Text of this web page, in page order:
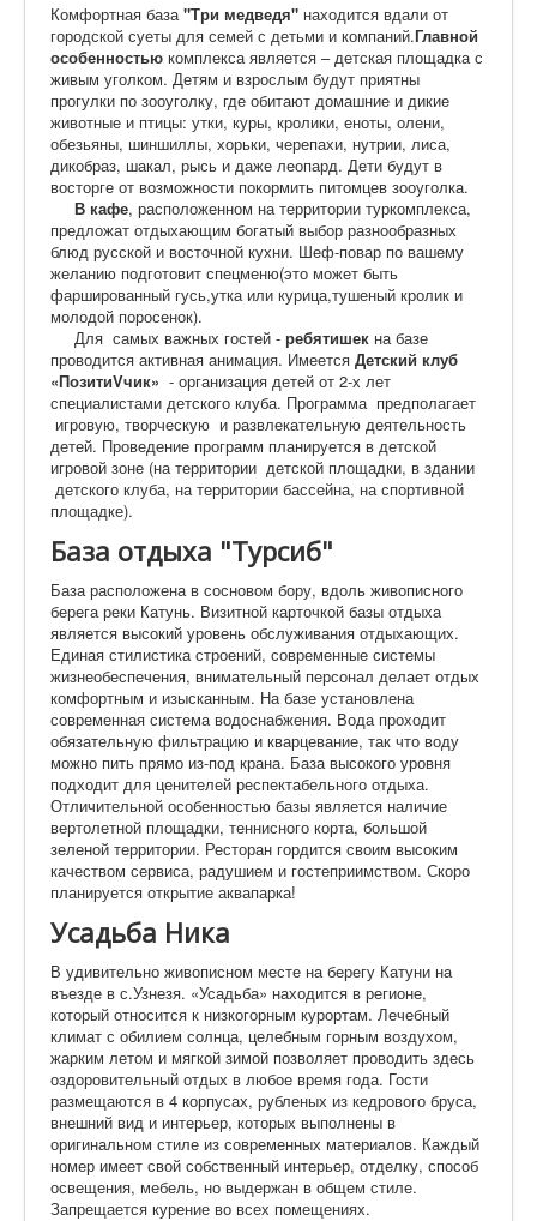
Комфортная база "Три медведя" находится вдали от
городской суеты для семей с детьми и компаний.Главной
особенностью комплекса является – детская площадка с
живым уголком. Детям и взрослым будут приятны
прогулки по зооуголку, где обитают домашние и дикие
животные и птицы: утки, куры, кролики, еноты, олени,
обезьяны, шиншиллы, хорьки, черепахи, нутрии, лиса,
дикобраз, шакал, рысь и даже леопард. Дети будут в
восторге от возможности покормить питомцев зооуголка.
В кафе, расположенном на территории туркомплекса,
предложат отдыхающим богатый выбор разнообразных
блюд русской и восточной кухни. Шеф-повар по вашему
желанию подготовит спецменю(это может быть
фаршированный гусь,утка или курица,тушеный кролик и
молодой поросенок).
Для самых важных гостей - ребятишек на базе
проводится активная анимация. Имеется Детский клуб
«ПозитиVчик» - организация детей от 2-х лет
специалистами детского клуба. Программа предполагает
игровую, творческую и развлекательную деятельность
детей. Проведение программ планируется в детской
игровой зоне (на территории детской площадки, в здании
детского клуба, на территории бассейна, на спортивной
площадке).
База отдыха "Турсиб"
База расположена в сосновом бору, вдоль живописного
берега реки Катунь. Визитной карточкой базы отдыха
является высокий уровень обслуживания отдыхающих.
Единая стилистика строений, современные системы
жизнеобеспечения, внимательный персонал делает отдых
комфортным и изысканным. На базе установлена
современная система водоснабжения. Вода проходит
обязательную фильтрацию и кварцевание, так что воду
можно пить прямо из-под крана. База высокого уровня
подходит для ценителей респектабельного отдыха.
Отличительной особенностью базы является наличие
вертолетной площадки, теннисного корта, большой
зеленой территории. Ресторан гордится своим высоким
качеством сервиса, радушием и гостеприимством. Скоро
планируется открытие аквапарка!
Усадьба Ника
В удивительно живописном месте на берегу Катуни на
въезде в с.Узнезя. «Усадьба» находится в регионе,
который относится к низкогорным курортам. Лечебный
климат с обилием солнца, целебным горным воздухом,
жарким летом и мягкой зимой позволяет проводить здесь
оздоровительный отдых в любое время года. Гости
размещаются в 4 корпусах, рубленых из кедрового бруса,
внешний вид и интерьер, которых выполнены в
оригинальном стиле из современных материалов. Каждый
номер имеет свой собственный интерьер, отделку, способ
освещения, мебель, но выдержан в общем стиле.
Запрещается курение во всех помещениях.